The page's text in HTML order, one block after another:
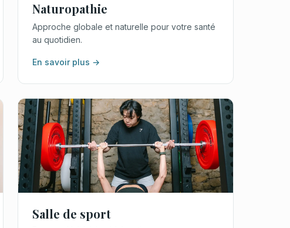
Naturopathie
Approche globale et naturelle pour votre santé
au quotidien.
En savoir plus →
Salle de sport